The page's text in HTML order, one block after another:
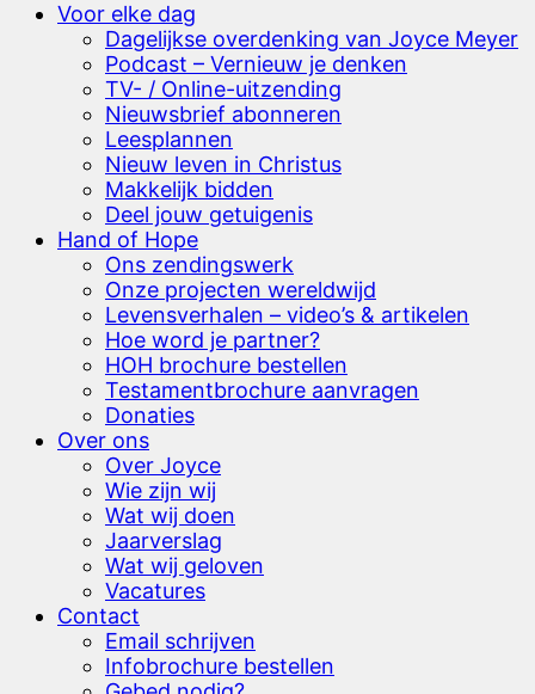
Voor elke dag
Dagelijkse overdenking van Joyce Meyer
Podcast – Vernieuw je denken
TV- / Online-uitzending
Nieuwsbrief abonneren
Leesplannen
Nieuw leven in Christus
Makkelijk bidden
Deel jouw getuigenis
Hand of Hope
Ons zendingswerk
Onze projecten wereldwijd
Levensverhalen – video’s & artikelen
Hoe word je partner?
HOH brochure bestellen
Testamentbrochure aanvragen
Donaties
Over ons
Over Joyce
Wie zijn wij
Wat wij doen
Jaarverslag
Wat wij geloven
Vacatures
Contact
Email schrijven
Infobrochure bestellen